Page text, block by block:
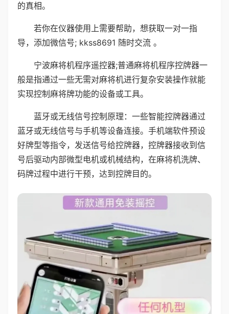
的真相。
若你在仪器使用上需要帮助，想获取一对一指
导，添加微信号; kkss8691 随时交流 。
宁波麻将机程序遥控器;普通麻将机程序控牌器一
般是指通过一些无需对麻将机进行复杂安装操作就能
实现控制麻将牌功能的设备或工具。
蓝牙或无线信号控制原理：一些智能控牌器通过
蓝牙或无线信号与手机等设备连接。手机端软件预设
好牌型等指令，发送信号给控牌器，控牌器接收到信
号后驱动内部微型电机或机械结构，在麻将机洗牌、
码牌过程中进行干预，达到控牌目的。